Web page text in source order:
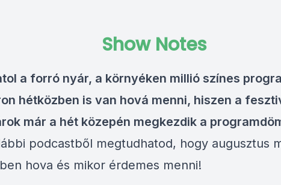
Show Notes
a forró nyár, a környéken millió színes
hétközben is van hová menni, hiszen a
már a hét közepén megkezdik a
podcastből megtudhatod, hogy augusztus
hova és mikor érdemes menni!